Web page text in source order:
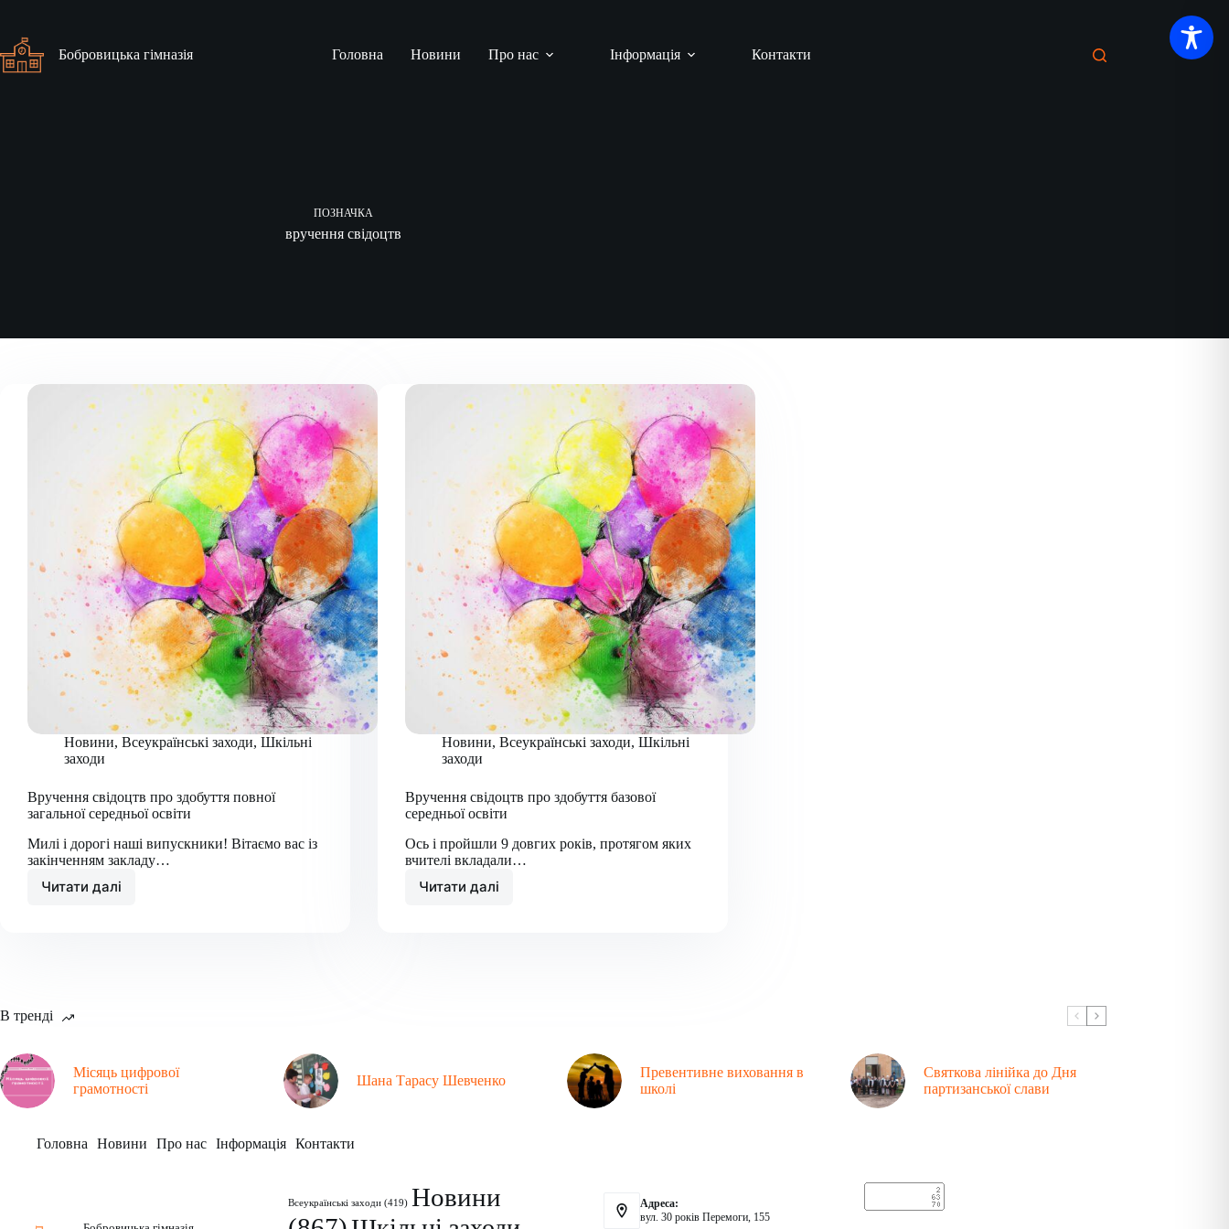
вмісту
Бобровицька гімназія
Головна Новини Про нас Інформація Контакти
ПОЗНАЧКА
вручення свідоцтв
Новини, Всеукраїнські заходи, Шкільні
заходи
Вручення свідоцтв про здобуття повної
загальної середньої освіти
Милі і дорогі наші випускники! Вітаємо вас із
закінченням закладу…
Читати далі
Вручення
Новини,Всеукраїнські заходи,Шкільні
заходи
Вручення свідоцтв про здобуття базової
середньої освіти
Ось і пройшли 9 довгих років, протягом яких
вчителі вкладали…
Читати далі
Вручення
В тренді
Місяць цифрової
грамотності
Шана Тарасу Шевченко
Превентивне виховання в
школі
Святкова лінійка до Дня
партизанської слави
Головна Новини Про нас Інформація Контакти
Всеукраїнські заходи(419) Новини
Адреса:
вул. 30 років Перемоги, 155